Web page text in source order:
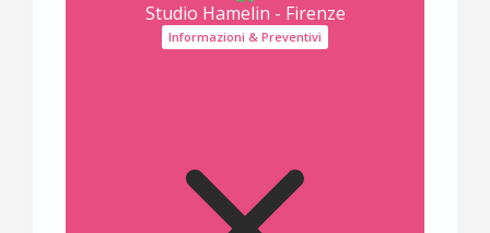
Studio Hamelin - Firenze
Informazioni & Preventivi